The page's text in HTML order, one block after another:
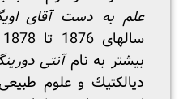
علم به دست آقای
بیشتر به نامآنتی
دیالکتیك و علوم